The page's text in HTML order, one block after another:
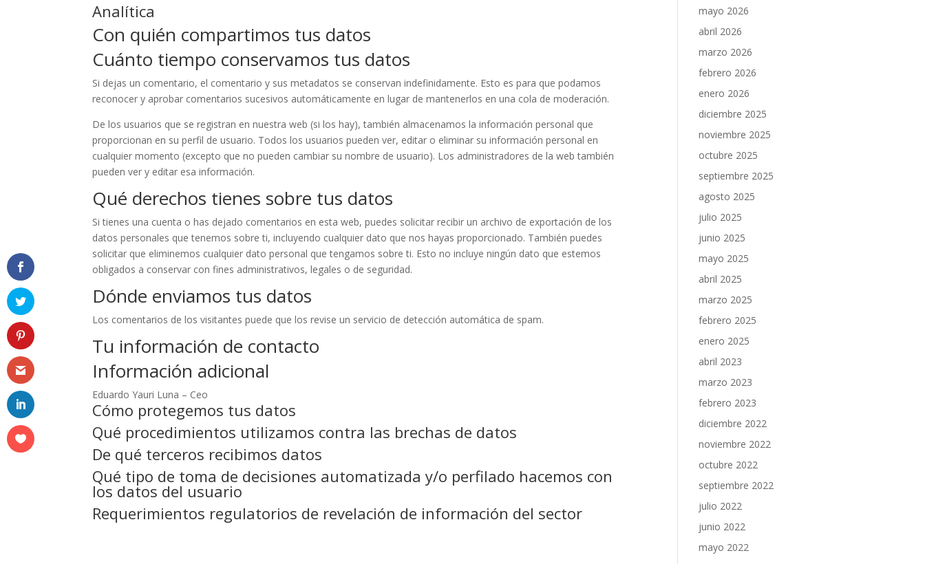
Analítica
Con quién compartimos tus datos
Cuánto tiempo conservamos tus datos
Si dejas un comentario, el comentario y sus metadatos se conservan indefinidamente. Esto es para que podamos
reconocer y aprobar comentarios sucesivos automáticamente en lugar de mantenerlos en una cola de moderación.
De los usuarios que se registran en nuestra web (si los hay), también almacenamos la información personal que
proporcionan en su perfil de usuario. Todos los usuarios pueden ver, editar o eliminar su información personal en
cualquier momento (excepto que no pueden cambiar su nombre de usuario). Los administradores de la web también
pueden ver y editar esa información.
Qué derechos tienes sobre tus datos
Si tienes una cuenta o has dejado comentarios en esta web, puedes solicitar recibir un archivo de exportación de los
datos personales que tenemos sobre ti, incluyendo cualquier dato que nos hayas proporcionado. También puedes
solicitar que eliminemos cualquier dato personal que tengamos sobre ti. Esto no incluye ningún dato que estemos
obligados a conservar con fines administrativos, legales o de seguridad.
Dónde enviamos tus datos
Los comentarios de los visitantes puede que los revise un servicio de detección automática de spam.
Tu información de contacto
Información adicional
Eduardo Yauri Luna – Ceo
Cómo protegemos tus datos
Qué procedimientos utilizamos contra las brechas de datos
De qué terceros recibimos datos
Qué tipo de toma de decisiones automatizada y/o perfilado hacemos con
los datos del usuario
Requerimientos regulatorios de revelación de información del sector
mayo 2026
abril 2026
marzo 2026
febrero 2026
enero 2026
diciembre 2025
noviembre 2025
octubre 2025
septiembre 2025
agosto 2025
julio 2025
junio 2025
mayo 2025
abril 2025
marzo 2025
febrero 2025
enero 2025
abril 2023
marzo 2023
febrero 2023
diciembre 2022
noviembre 2022
octubre 2022
septiembre 2022
julio 2022
junio 2022
mayo 2022